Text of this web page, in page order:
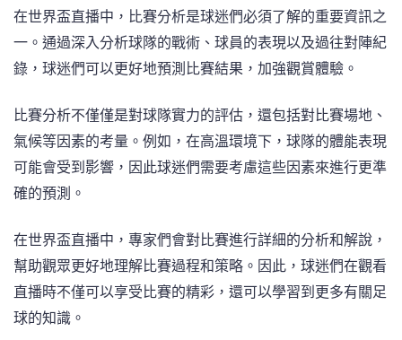
在世界盃直播中，比賽分析是球迷們必須了解的重要資訊之
一。通過深入分析球隊的戰術、球員的表現以及過往對陣紀
錄，球迷們可以更好地預測比賽結果，加強觀賞體驗。
比賽分析不僅僅是對球隊實力的評估，還包括對比賽場地、
氣候等因素的考量。例如，在高溫環境下，球隊的體能表現
可能會受到影響，因此球迷們需要考慮這些因素來進行更準
確的預測。
在世界盃直播中，專家們會對比賽進行詳細的分析和解說，
幫助觀眾更好地理解比賽過程和策略。因此，球迷們在觀看
直播時不僅可以享受比賽的精彩，還可以學習到更多有關足
球的知識。